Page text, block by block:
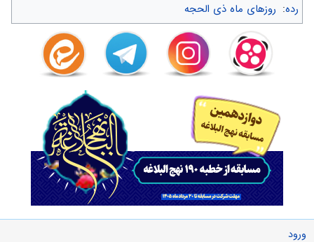
رده: روزهای ماه ذی الحجه
ورود